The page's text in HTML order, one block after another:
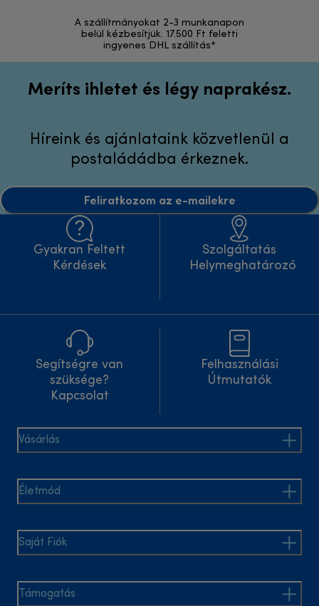
A szállítmányokat 2-3 munkanapon
belül kézbesítjük. 17.500 Ft feletti
ingyenes DHL szállítás*
Meríts ihletet és légy naprakész.
Híreink és ajánlataink közvetlenül a
postaládádba érkeznek.
Feliratkozom az e-mailekre
Gyakran Feltett
Kérdések
Szolgáltatás
Helymeghatározó
Segítségre van
szüksége?
Kapcsolat
Felhasználási
Útmutatók
Vásárlás
Életmód
Saját Fiók
Támogatás